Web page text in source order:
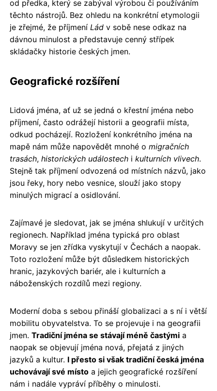
od předka, který se zabýval výrobou či používáním
těchto nástrojů. Bez ohledu na konkrétní etymologii
je zřejmé, že příjmení Lád v sobě nese odkaz na
dávnou minulost a představuje cenný střípek
skládačky historie českých jmen.
Geografické rozšíření
Lidová jména, ať už se jedná o křestní jména nebo
příjmení, často odrážejí historii a geografii místa,
odkud pocházejí. Rozložení konkrétního jména na
mapě nám může napovědět mnohé o migračních
trasách, historických událostech i kulturních vlivech.
Stejně tak příjmení odvozená od místních názvů, jako
jsou řeky, hory nebo vesnice, slouží jako stopy
minulých migrací a osidlování.
Zajímavé je sledovat, jak se jména shlukují v určitých
regionech. Například jména typická pro oblast
Moravy se jen zřídka vyskytují v Čechách a naopak.
Toto rozložení může být důsledkem historických
hranic, jazykových bariér, ale i kulturních a
náboženských rozdílů mezi regiony.
Moderní doba s sebou přináší globalizaci a s ní i větší
mobilitu obyvatelstva. To se projevuje i na geografii
jmen. Tradiční jména se stávají méně častými a
naopak se objevují jména nová, přejatá z jiných
jazyků a kultur. I přesto si však tradiční česká jména
uchovávají své místo a jejich geografické rozšíření
nám i nadále vypráví příběhy o minulosti.